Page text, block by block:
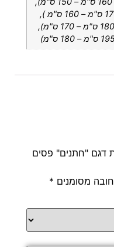
מידה 55 (מתאים לאדם שגובהו 170 ס"מ – 160 ס"מ ),
מידה 60 (מתאים לאדם שגובהו- 180 ס"מ – 170 ס"מ),
דגם "חתנים" פסים
מסומנים *